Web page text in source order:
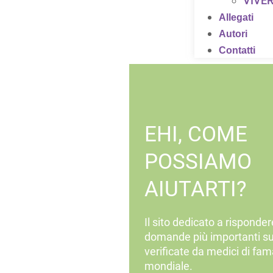
Allegati
Autori
Contatti
EHI, COME
POSSIAMO
AIUTARTI?
Il sito dedicato a
domande più importanti
verificate da medici di
mondiale.